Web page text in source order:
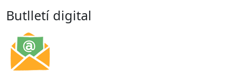
Butlletí digital